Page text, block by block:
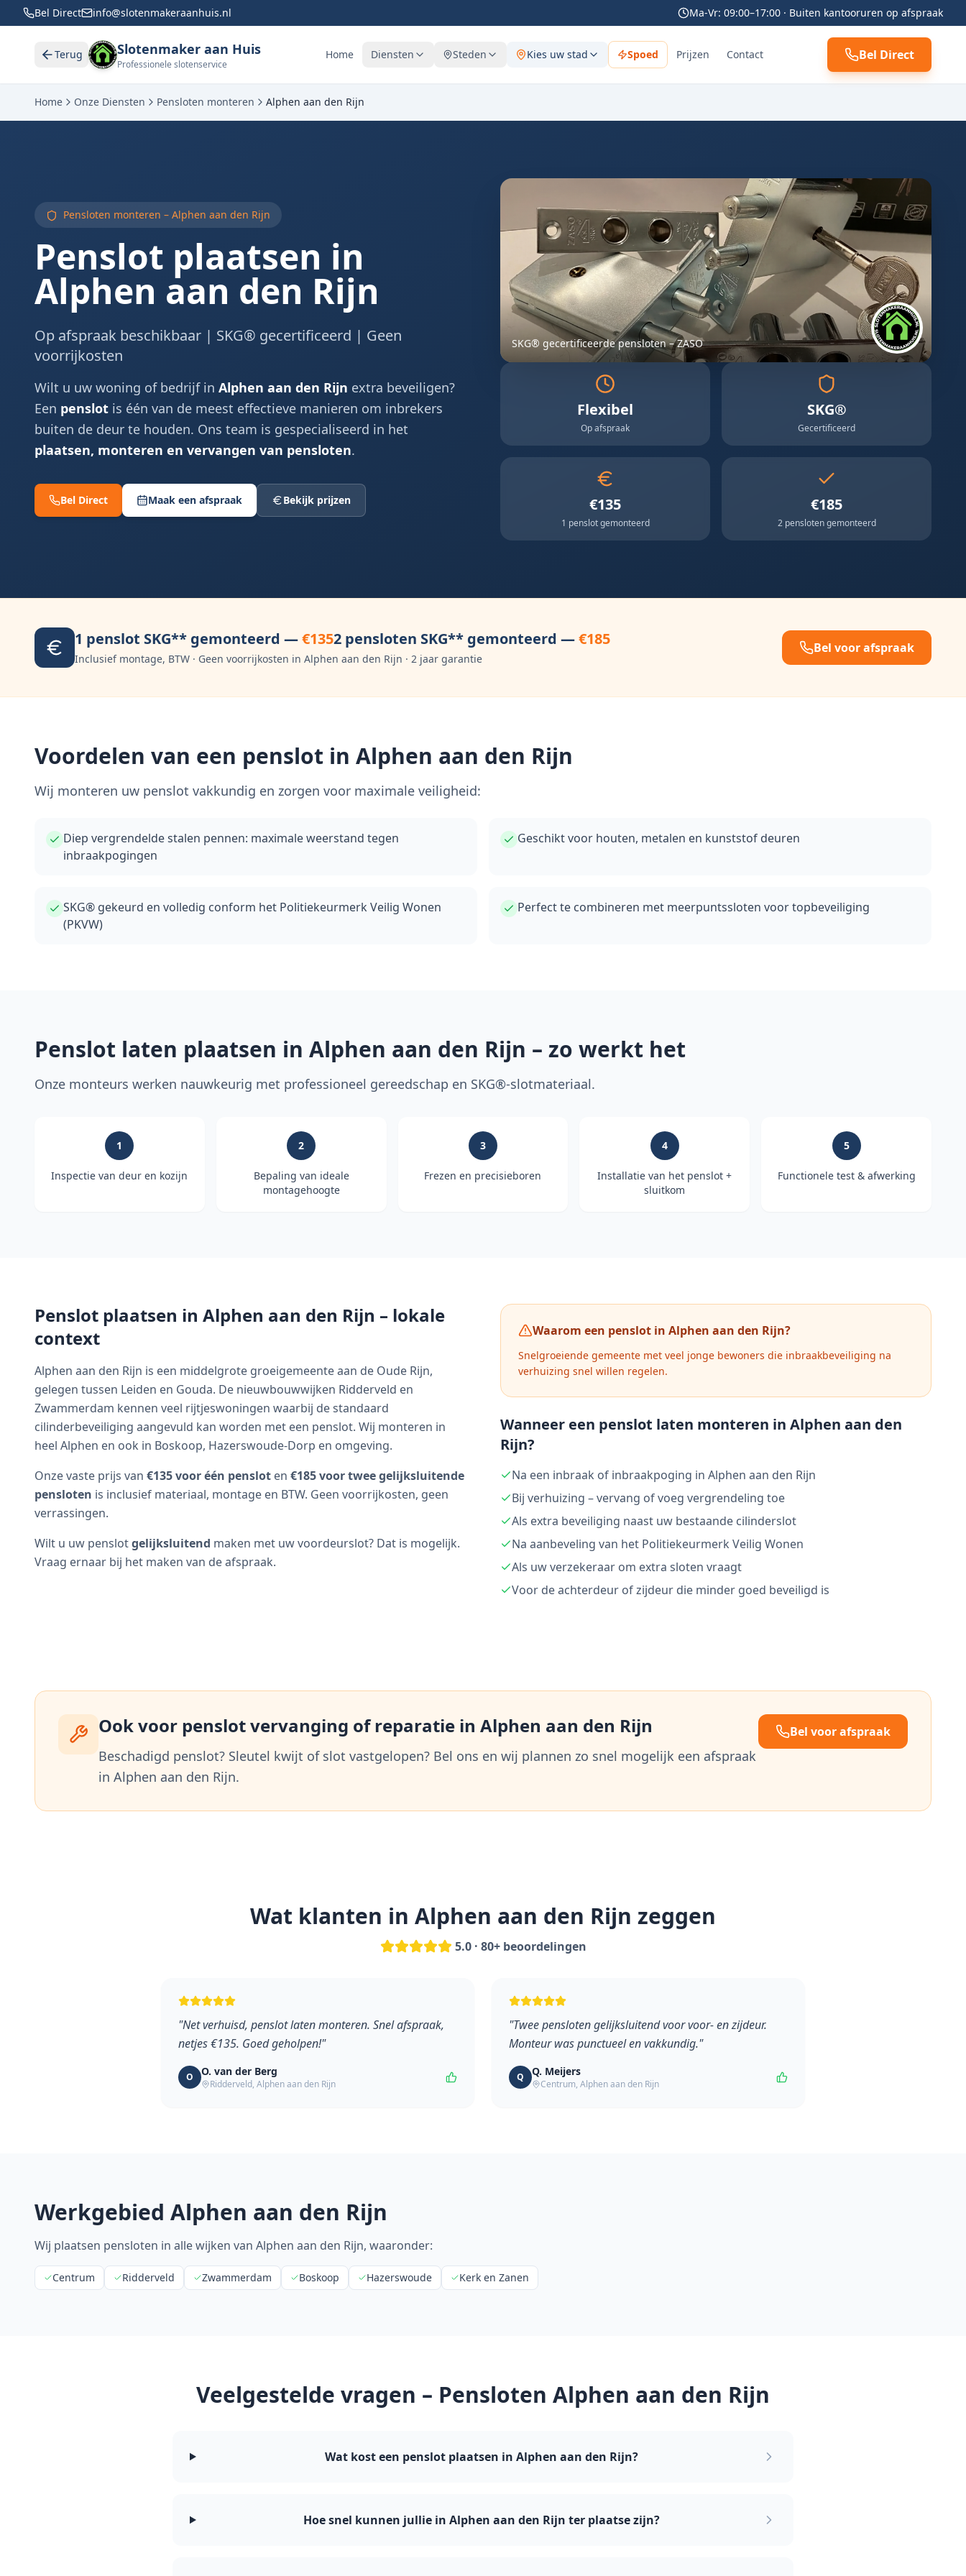
Bel Direct info@slotenmakeraanhuis.nl Ma-Vr: 09:00–17:00 · Buiten kantooruren op afspraak
Terug Slotenmaker aan Huis
Professionele slotenservice
Home Diensten Steden Kies uw stad Spoed Prijzen Contact Bel Direct
Home Onze Diensten Pensloten monteren Alphen aan den Rijn
Pensloten monteren – Alphen aan den Rijn
Penslot plaatsen in
Alphen aan den Rijn
Op afspraak beschikbaar | SKG® gecertificeerd | Geen
voorrijkosten
Wilt u uw woning of bedrijf in Alphen aan den Rijn extra beveiligen?
Een penslot is één van de meest effectieve manieren om inbrekers
buiten de deur te houden. Ons team is gespecialiseerd in het
plaatsen, monteren en vervangen van pensloten.
Bel Direct Maak een afspraak Bekijk prijzen
SKG® gecertificeerde pensloten – ZASO
Flexibel
Op afspraak
SKG®
Gecertificeerd
€135
1 penslot gemonteerd
€185
2 pensloten gemonteerd
1 penslot SKG** gemonteerd —€1352 pensloten SKG** gemonteerd —€185
Inclusief montage, BTW · Geen voorrijkosten in Alphen aan den Rijn · 2 jaar garantie
Bel voor afspraak
Voordelen van een penslot in Alphen aan den Rijn
Wij monteren uw penslot vakkundig en zorgen voor maximale veiligheid:
Diep vergrendelde stalen pennen: maximale weerstand tegen
inbraakpogingen
Geschikt voor houten, metalen en kunststof deuren
SKG® gekeurd en volledig conform het Politiekeurmerk Veilig Wonen
(PKVW)
Perfect te combineren met meerpuntssloten voor topbeveiliging
Penslot laten plaatsen in Alphen aan den Rijn – zo werkt het
Onze monteurs werken nauwkeurig met professioneel gereedschap en SKG®-slotmateriaal.
1
Inspectie van deur en kozijn
2
Bepaling van ideale
montagehoogte
3
Frezen en precisieboren
4
Installatie van het penslot +
sluitkom
5
Functionele test & afwerking
Penslot plaatsen in Alphen aan den Rijn – lokale
context
Alphen aan den Rijn is een middelgrote groeigemeente aan de Oude Rijn,
gelegen tussen Leiden en Gouda. De nieuwbouwwijken Ridderveld en
Zwammerdam kennen veel rijtjeswoningen waarbij de standaard
cilinderbeveiliging aangevuld kan worden met een penslot. Wij monteren in
heel Alphen en ook in Boskoop, Hazerswoude-Dorp en omgeving.
Onze vaste prijs van €135 voor één penslot en €185 voor twee gelijksluitende
pensloten is inclusief materiaal, montage en BTW. Geen voorrijkosten, geen
verrassingen.
Wilt u uw penslotgelijksluitend maken met uw voordeurslot? Dat is mogelijk.
Vraag ernaar bij het maken van de afspraak.
Waarom een penslot in Alphen aan den Rijn?
Snelgroeiende gemeente met veel jonge bewoners die inbraakbeveiliging na
verhuizing snel willen regelen.
Wanneer een penslot laten monteren in Alphen aan den
Rijn?
Na een inbraak of inbraakpoging in Alphen aan den Rijn
Bij verhuizing – vervang of voeg vergrendeling toe
Als extra beveiliging naast uw bestaande cilinderslot
Na aanbeveling van het Politiekeurmerk Veilig Wonen
Als uw verzekeraar om extra sloten vraagt
Voor de achterdeur of zijdeur die minder goed beveiligd is
Ook voor penslot vervanging of reparatie in Alphen aan den Rijn
Beschadigd penslot? Sleutel kwijt of slot vastgelopen? Bel ons en wij plannen zo snel mogelijk een afspraak
in Alphen aan den Rijn.
Bel voor afspraak
Wat klanten in Alphen aan den Rijn zeggen
5.0 · 80+ beoordelingen
"Net verhuisd, penslot laten monteren. Snel afspraak,
netjes €135. Goed geholpen!"
O O. van der Berg
Ridderveld, Alphen aan den Rijn
"Twee pensloten gelijksluitend voor voor- en zijdeur.
Monteur was punctueel en vakkundig."
Q Q. Meijers
Centrum, Alphen aan den Rijn
Werkgebied Alphen aan den Rijn
Wij plaatsen pensloten in alle wijken van Alphen aan den Rijn, waaronder:
Centrum Ridderveld Zwammerdam Boskoop Hazerswoude Kerk en Zanen
Veelgestelde vragen – Pensloten Alphen aan den Rijn
Wat kost een penslot plaatsen in Alphen aan den Rijn?
Hoe snel kunnen jullie in Alphen aan den Rijn ter plaatse zijn?